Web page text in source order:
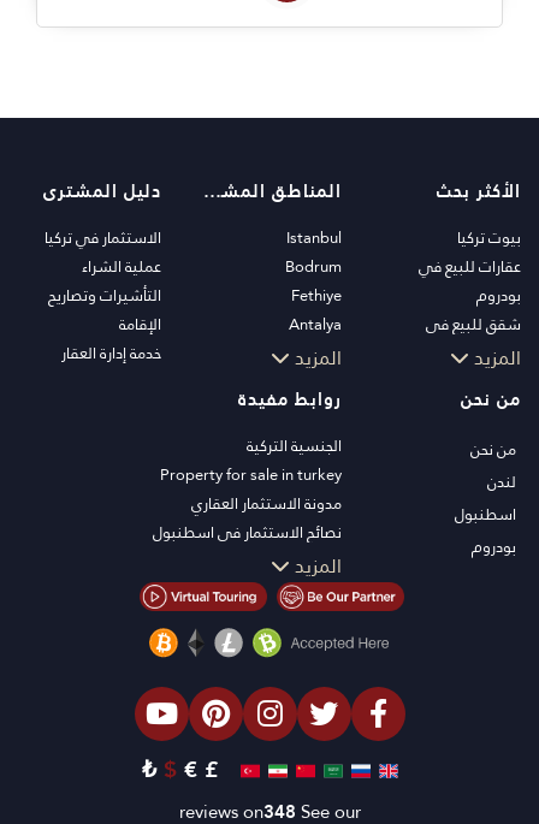
الأكثر بحث
بيوت تركيا
عقارات للبيع في
بودروم
شقق للبيع في
اسطنبول
فلل بودروم
شقق للبيع في انطاليا
منازل انطاليا
المزيد
المناطق المشهورة
Istanbul
Bodrum
Fethiye
Antalya
Kalkan
Kas
Bursa
Gocek
Side
Kemer
Dalyan
Izmir
Belek
المزيد
دليل المشترى
الاستثمار في تركيا
عملية الشراء
التأشيرات وتصاريح
الإقامة
خدمة إدارة العقار
من نحن
من نحن
لندن
اسطنبول
بودروم
روابط مفيدة
الجنسية التركية
Property for sale in turkey
مدونة الاستثمار العقاري
نصائح الاستثمار في اسطنبول
تلفزيون PT
عقارات اسطنبول للاستثمار
اعرض عقارك للبيع
الصفقة
العقارات الفاخرة
الاستثمار
التصميم والبناء
المزيد
£
€
$
₺
See our
reviews on